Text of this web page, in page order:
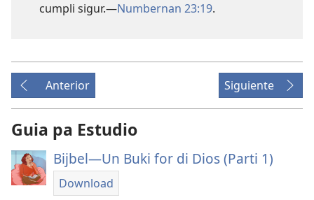
cumpli sigur.—Numbernan 23:19.
Anterior Siguiente
Guia pa Estudio
Bijbel—Un Buki for di Dios (Parti 1)
Download